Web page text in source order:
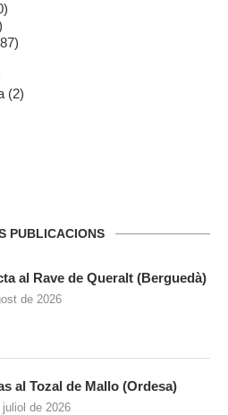
(2)
PUBLICACIONS
al Rave de Queralt (Berguedà)
de 2026
al Tozal de Mallo (Ordesa)
juliol de 2026